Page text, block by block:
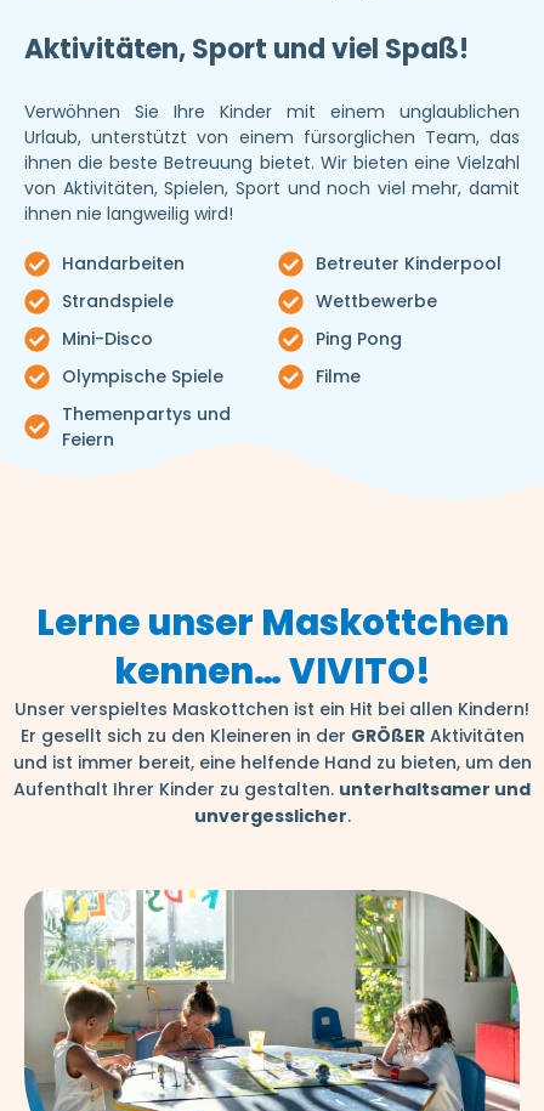
Aktivitäten, Sport und viel Spaß!
Verwöhnen Sie Ihre Kinder mit einem unglaublichen
Urlaub, unterstützt von einem fürsorglichen Team, das
ihnen die beste Betreuung bietet. Wir bieten eine Vielzahl
von Aktivitäten, Spielen, Sport und noch viel mehr, damit
ihnen nie langweilig wird!
Handarbeiten
Betreuter Kinderpool
Strandspiele
Wettbewerbe
Mini-Disco
Ping Pong
Olympische Spiele
Filme
Themenpartys und
Feiern
Lerne unser Maskottchen
kennen… VIVITO!
Unser verspieltes Maskottchen ist ein Hit bei allen Kindern!
Er gesellt sich zu den Kleineren in der GRÖßERAktivitäten
und ist immer bereit, eine helfende Hand zu bieten, um den
Aufenthalt Ihrer Kinder zu gestalten. unterhaltsamer und
unvergesslicher.